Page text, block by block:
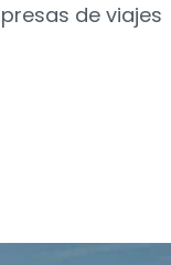
de viajes